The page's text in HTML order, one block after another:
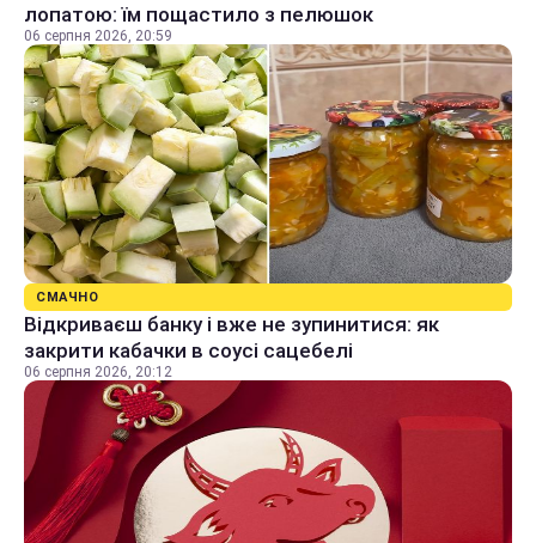
лопатою: їм пощастило з пелюшок
06 серпня 2026, 20:59
СМАЧНО
Відкриваєш банку і вже не зупинитися: як
закрити кабачки в соусі сацебелі
06 серпня 2026, 20:12